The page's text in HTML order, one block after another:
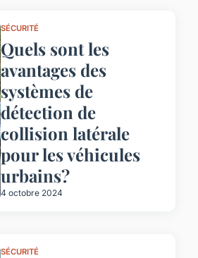
SÉCURITÉ
Quels sont les
avantages des
systèmes de
détection de
collision latérale
pour les véhicules
urbains?
4 octobre 2024
SÉCURITÉ